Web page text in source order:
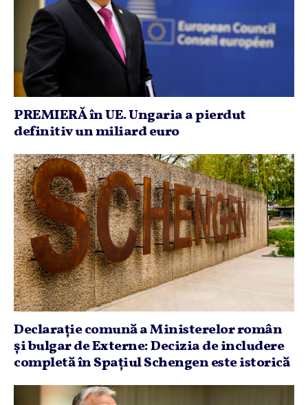
PREMIERĂ în UE. Ungaria a pierdut
definitiv un miliard euro
Declaraţie comună a Ministerelor român
şi bulgar de Externe: Decizia de includere
completă în Spaţiul Schengen este istorică